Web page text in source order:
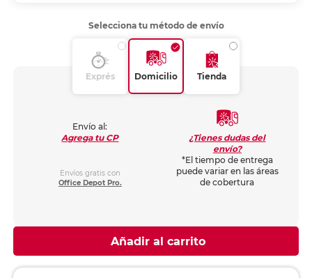
Selecciona tu método de envío
Exprés Domicilio Tienda
Envío al:
Agrega tu CP
Envíos gratis con
Office Depot Pro.
¿Tienes dudas del
envío?
*El tiempo de entrega
puede variar en las áreas
de cobertura
Añadir al carrito